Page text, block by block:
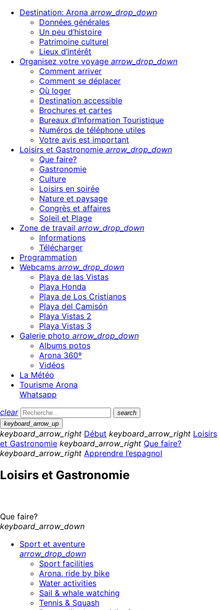
Destination: Arona arrow_drop_down
Données générales
Un peu d’histoire
Patrimoine culturel
Lieux d’intérêt
Organisez votre voyage arrow_drop_down
Comment arriver
Comment se déplacer
Où loger
Destination accessible
Brochures et cartes
Bureaux d’Information Touristique
Numéros de téléphone utiles
Votre avis est important
Loisirs et Gastronomie arrow_drop_down
Que faire?
Gastronomie
Culture
Loisirs en soirée
Nature et paysage
Congrès et affaires
Soleil et Plage
Zone de travail arrow_drop_down
Informations
Télécharger
Programmation
Webcams arrow_drop_down
Playa de las Vistas
Playa Honda
Playa de Los Cristianos
Playa del Camisón
Playa Vistas 2
Playa Vistas 3
Galerie photo arrow_drop_down
Albums potos
Arona 360º
Vidéos
La Météo
Tourisme Arona
Whatsapp
clear
search
keyboard_arrow_up
keyboard_arrow_right Début keyboard_arrow_right Loisirs
et Gastronomie keyboard_arrow_right Que faire?
keyboard_arrow_right Apprendre l’espagnol
Loisirs et Gastronomie
Que faire?
keyboard_arrow_down
Sport et aventure
arrow_drop_down
Sport facilities
Arona, ride by bike
Water activities
Sail & whale watching
Tennis & Squash